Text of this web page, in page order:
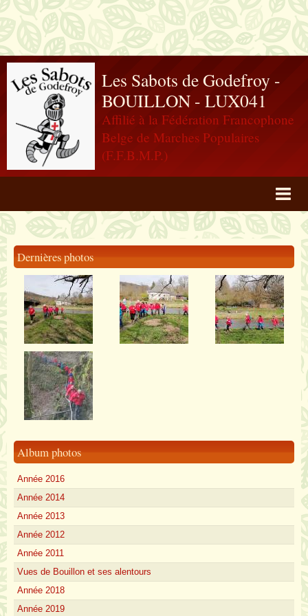
Les Sabots de Godefroy -
BOUILLON - LUX041
Affilié à la Fédération Francophone
Belge de Marches Populaires
(F.F.B.M.P.)
Agenda
Dernières photos
Album photos
Année 2016
Année 2014
Année 2013
Année 2012
Année 2011
Vues de Bouillon et ses alentours
Année 2018
Année 2019